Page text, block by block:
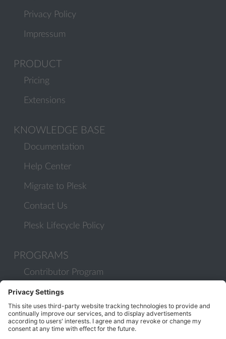
Privacy Policy
Impressum
PRODUCT
Pricing
Extensions
KNOWLEDGE BASE
Documentation
Help Center
Migrate to Plesk
Contact Us
Plesk Lifecycle Policy
PROGRAMS
Contributor Program
Partner Program
COMMUNITY